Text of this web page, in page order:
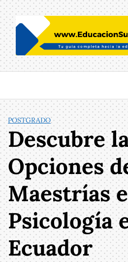
Saltar
al
contenido
POSTGRADO
Descubre
Opciones
Maestrías
Psicología
Ecuador